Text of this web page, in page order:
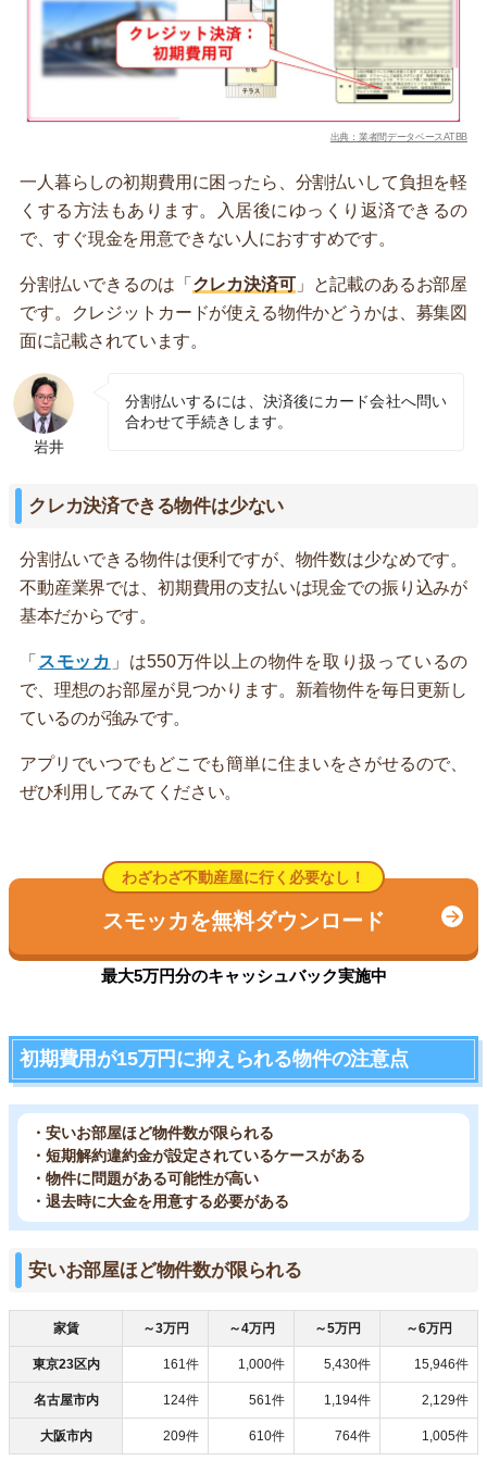
出典：業者間データベースATBB
一人暮らしの初期費用に困ったら、分割払いして負担を軽
くする方法もあります。入居後にゆっくり返済できるの
で、すぐ現金を用意できない人におすすめです。
分割払いできるのは「 クレカ決済可」と記載のあるお部屋
です。クレジットカードが使える物件かどうかは、募集図
面に記載されています。
岩井
分割払いするには、決済後にカード会社へ問い
合わせて手続きします。
クレカ決済できる物件は少ない
分割払いできる物件は便利ですが、物件数は少なめです。
不動産業界では、初期費用の支払いは現金での振り込みが
基本だからです。
「 スモッカ 」は550万件以上の物件を取り扱っているの
で、理想のお部屋が見つかります。新着物件を毎日更新し
ているのが強みです。
アプリでいつでもどこでも簡単に住まいをさがせるので、
ぜひ利用してみてください。
わざわざ不動産屋に行く必要なし！
スモッカを無料ダウンロード
最大5万円分のキャッシュバック実施中
初期費用が15万円に抑えられる物件の注意点
・安いお部屋ほど物件数が限られる
・短期解約違約金が設定されているケースがある
・物件に問題がある可能性が高い
・退去時に大金を用意する必要がある
安いお部屋ほど物件数が限られる
家賃 ～3万円 ～4万円 ～5万円 ～6万円
東京23区内 161件 1,000件 5,430件 15,946件
名古屋市内 124件 561件 1,194件 2,129件
大阪市内 209件 610件 764件 1,005件